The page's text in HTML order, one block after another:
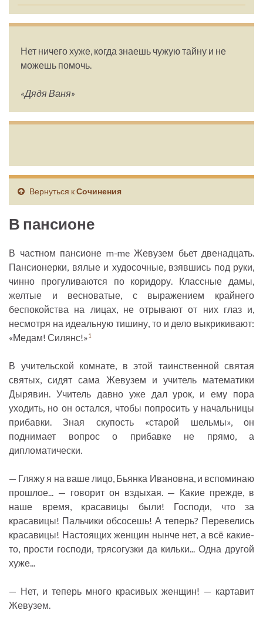
Нет ничего хуже, когда знаешь чужую тайну и не
можешь помочь.
«Дядя Ваня»
Вернуться кСочинения
В пансионе
В частном пансионе m-me Жевузем бьет двенадцать.
Пансионерки, вялые и худосочные, взявшись под руки,
чинно прогуливаются по коридору. Классные дамы,
желтые и весноватые, с выражением крайнего
беспокойства на лицах, не отрывают от них глаз и,
несмотря на идеальную тишину, то и дело выкрикивают:
«Медам! Силянс!»1
В учительской комнате, в этой таинственной святая
святых, сидят сама Жевузем и учитель математики
Дырявин. Учитель давно уже дал урок, и ему пора
уходить, но он остался, чтобы попросить у начальницы
прибавки. Зная скупость «старой шельмы», он
поднимает вопрос о прибавке не прямо, а
дипломатически.
— Гляжу я на ваше лицо, Бьянка Ивановна, и вспоминаю
прошлое... — говорит он вздыхая. — Какие прежде, в
наше время, красавицы были! Господи, что за
красавицы! Пальчики обсосешь! А теперь? Перевелись
красавицы! Настоящих женщин нынче нет, а всё какие-
то, прости господи, трясогузки да кильки... Одна другой
хуже...
— Нет, и теперь много красивых женщин! — картавит
Жевузем.